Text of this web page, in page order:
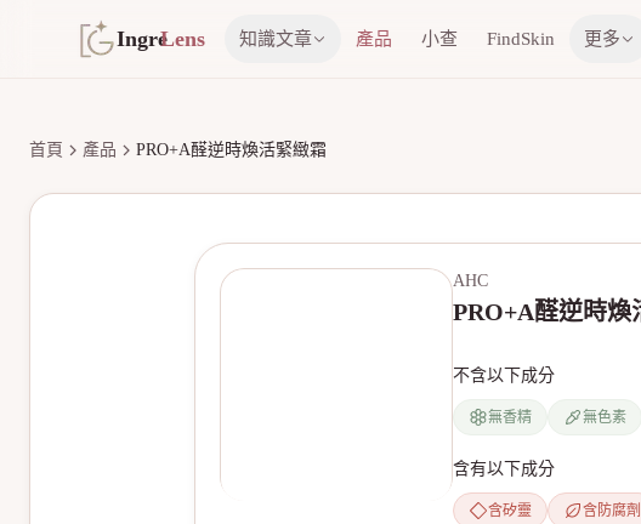
IngreLens 知識文章 產品 小查 FindSkin 更多
首頁 產品 PRO+A醛逆時煥活緊緻霜
AHC
PRO+A醛逆時煥
不含以下成分
無香精 無色素
含有以下成分
含矽靈 含防腐劑